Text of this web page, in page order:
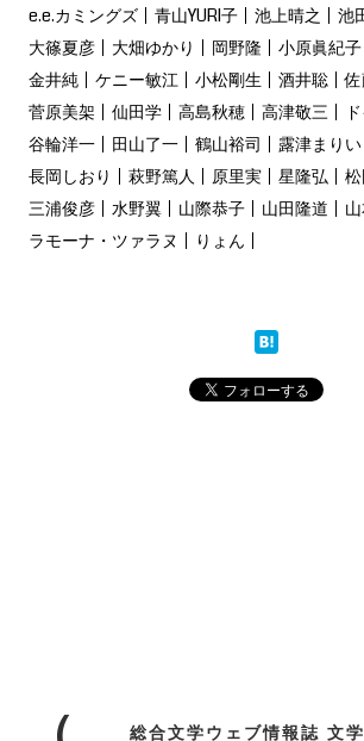
e.e.カミングズ 青山YURI子 池上晴之 池
大篠夏彦
大畑ゆかり 岡野隆 小原眞紀子
金井純
ケニー敏江 小松剛生 酒井聡
菅原美架
仙田学 高島秋穂 高津敬三
谷輪洋一
田山了一 鶴山裕司 露津まりい
長岡しおり
萩野篤人 原里実 星隆弘
三浦俊彦
水野翼 山際恭子 山田隆道
ラモーナ・ツァラヌ
りょん
総合文学ウェブ情報誌 文